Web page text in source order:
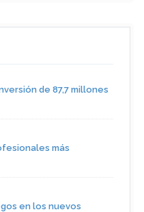
de 87,7 millones
más
en los nuevos